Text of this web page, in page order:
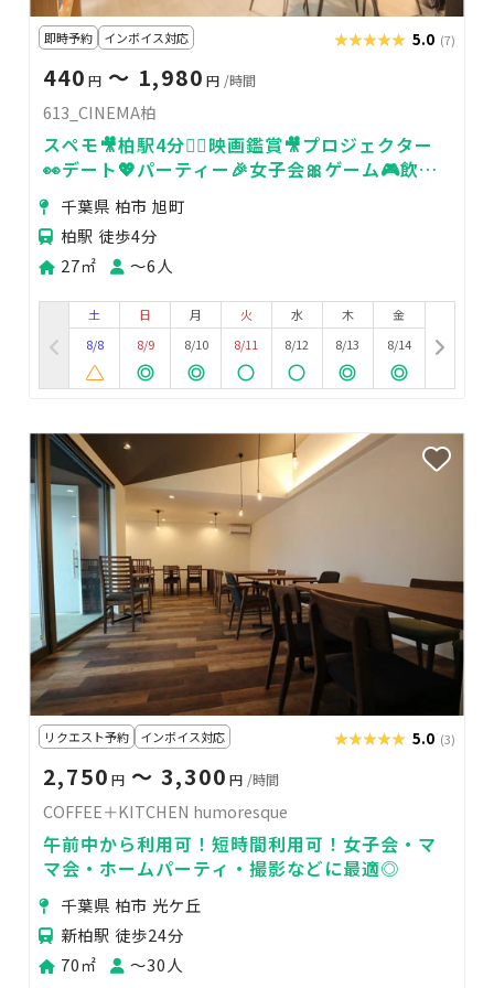
即時予約 インボイス対応 ★★★★★
★★★★★ 5.0 (7)
440 円 〜 1,980 円 /時間
613_CINEMA柏
スペモ🎥柏駅4分🚶‍♀️映画鑑賞🎥プロジェクター
👀デート💖パーティー🎉女子会🎀ゲーム🎮飲み
会🥂613_CINEMA柏
千葉県 柏市 旭町
柏駅 徒歩4分
27㎡
〜6人
土
8/8
日
8/9
月
8/10
火
8/11
水
8/12
木
8/13
金
8/14
リクエスト予約 インボイス対応 ★★★★★
★★★★★ 5.0 (3)
2,750 円 〜 3,300 円 /時間
COFFEE＋KITCHEN humoresque
午前中から利用可！短時間利用可！女子会・マ
マ会・ホームパーティ・撮影などに最適◎
千葉県 柏市 光ケ丘
新柏駅 徒歩24分
70㎡
〜30人